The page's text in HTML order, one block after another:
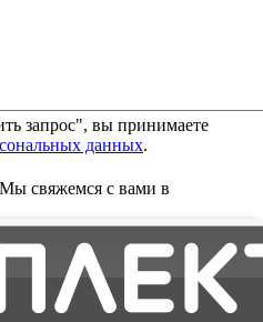
запрос", вы принимаете
данных.
свяжемся с вами в